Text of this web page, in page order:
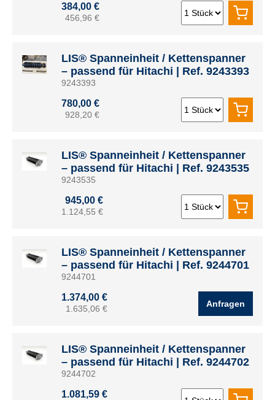
384,00 €
456,96 €
LIS® Spanneinheit / Kettenspanner
– passend für Hitachi | Ref. 9243393
9243393
780,00 €
928,20 €
LIS® Spanneinheit / Kettenspanner
– passend für Hitachi | Ref. 9243535
9243535
945,00 €
1.124,55 €
LIS® Spanneinheit / Kettenspanner
– passend für Hitachi | Ref. 9244701
9244701
1.374,00 €
1.635,06 € Anfragen
LIS® Spanneinheit / Kettenspanner
– passend für Hitachi | Ref. 9244702
9244702
1.081,59 €